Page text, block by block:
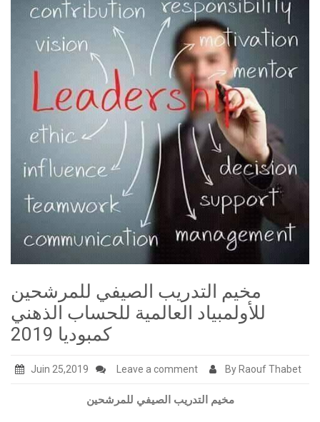
مخيم التدريب الصيفي للمرشحين
للأولمبياد العالمية للحساب الذهني
كمبوديا 2019
Juin 25,2019 Leave a comment By Raouf Thabet
مخيم التدريب الصيفي للمرشحين